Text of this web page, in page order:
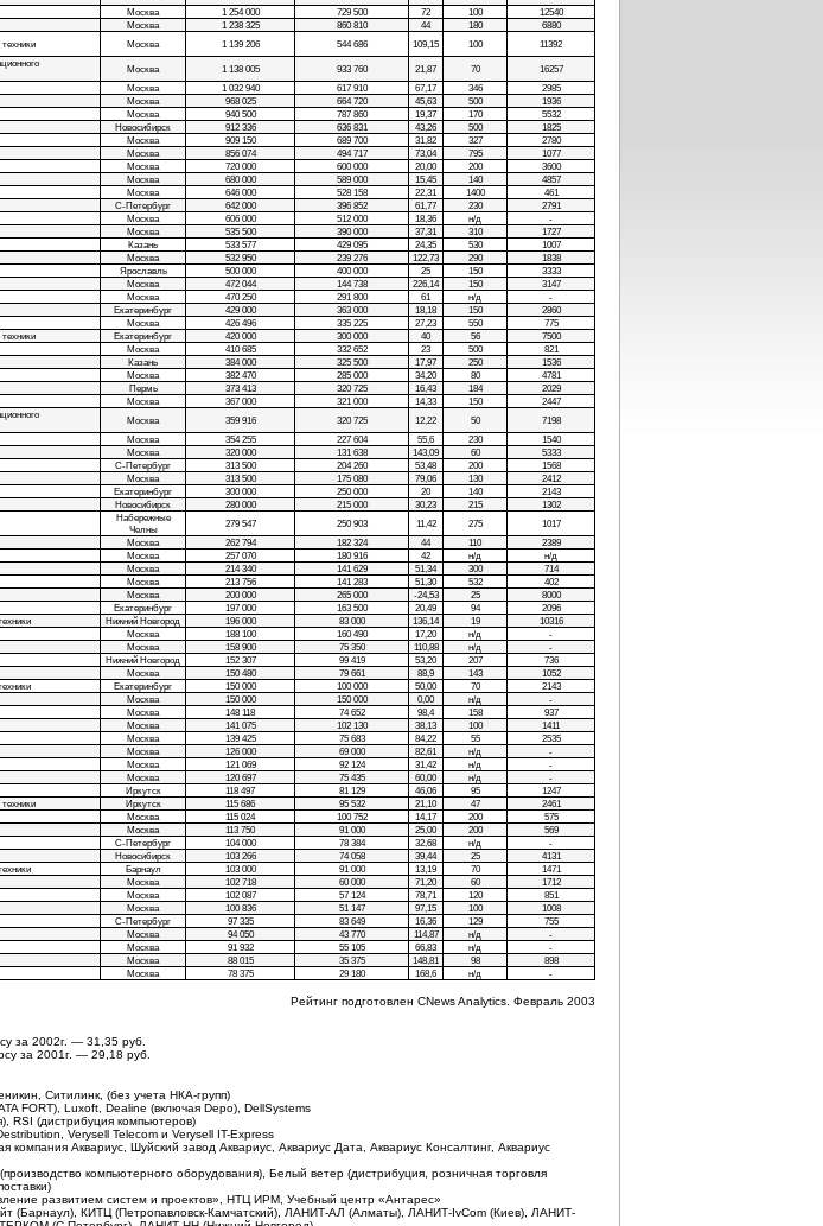
Москва 1 254 000 729 500 72 100
12540
Москва 1 238 325 860 810 44 180
6880
Москва 1 139 206 544 686 109,15 100 11392
Москва 1 138 005 933 760 21,87 70
16257
Москва 1 032 940 617 910 67,17 346
2985
Москва 968 025 664 720 45,63 500
1936
Москва 940 500 787 860 19,37 170
5532
Новосибирск 912 336 636 831 43,26 500
1825
Москва 909 150 689 700 31,82 327
2780
Москва 856 074 494 717 73,04 795
1077
Москва 720 000 600 000 20,00 200
3600
Москва 680 000 589 000 15,45 140
4857
Москва 646 000 528 158 22,31 1400
461
С-Петербург 642 000 396 852 61,77 230
2791
Москва 606 000 512 000 18,36 н/д
-
Москва 535 500 390 000 37,31 310
1727
Казань 533 577 429 095 24,35 530
1007
Москва 532 950 239 276 122,73 290
1838
Ярославль 500 000 400 000 25 150
3333
Москва 472 044 144 738 226,14 150
3147
Москва 470 250 291 800 61 н/д
-
Екатеринбург 429 000 363 000 18,18 150
2860
Москва 426 496 335 225 27,23 550
775
Екатеринбург 420 000 300 000 40 56
7500
Москва 410 685 332 652 23 500
821
Казань 384 000 325 500 17,97 250
1536
Москва 382 470 285 000 34,20 80
4781
Пермь 373 413 320 725 16,43 184
2029
Москва 367 000 321 000 14,33 150
2447
Москва 359 916 320 725 12,22 50
7198
Москва 354 255 227 604 55,6 230
1540
Москва 320 000 131 638 143,09 60
5333
С-Петербург 313 500 204 260 53,48 200
1568
Москва 313 500 175 080 79,06 130
2412
Екатеринбург 300 000 250 000 20 140
2143
Новосибирск 280 000 215 000 30,23 215
1302
Набережные
Челны
279 547 250 903 11,42 275
1017
Москва 262 794 182 324 44 110
2389
Москва 257 070 180 916 42 н/д
н/д
Москва 214 340 141 629 51,34 300
714
Москва 213 756 141 283 51,30 532
402
Москва 200 000 265 000 -24,53 25
8000
Екатеринбург 197 000 163 500 20,49 94
2096
Нижний Новгород 196 000 83 000 136,14 19
10316
Москва 188 100 160 490 17,20 н/д
-
Москва 158 900 75 350 110,88 н/д
-
Нижний Новгород 152 307 99 419 53,20 207
736
Москва 150 480 79 661 88,9 143
1052
Екатеринбург 150 000 100 000 50,00 70
2143
Москва 150 000 150 000 0,00 н/д
-
Москва 148 118 74 652 98,4 158
937
Москва 141 075 102 130 38,13 100
1411
Москва 139 425 75 683 84,22 55
2535
Москва 126 000 69 000 82,61 н/д
-
Москва 121 069 92 124 31,42 н/д
-
Москва 120 697 75 435 60,00 н/д
-
Иркутск 118 497 81 129 46,06 95
1247
Иркутск 115 686 95 532 21,10 47
2461
Москва 115 024 100 752 14,17 200
575
Москва 113 750 91 000 25,00 200
569
С-Петербург 104 000 78 384 32,68 н/д
-
Новосибирск 103 266 74 058 39,44 25
4131
Барнаул 103 000 91 000 13,19 70
1471
Москва 102 718 60 000 71,20 60
1712
Москва 102 087 57 124 78,71 120
851
Москва 100 836 51 147 97,15 100
1008
С-Петербург 97 335 83 649 16,36 129
755
Москва 94 050 43 770 114,87 н/д
-
Москва 91 932 55 105 66,83 н/д
-
Москва 88 015 35 375 148,81 98
898
Москва 78 375 29 180 168,6 н/д -
Рейтинг подготовлен CNews Analytics. Февраль 2003
за 2002г. — 31,35 руб.
за 2001г. — 29,18 руб.
Ситилинк, (без учета НКА-групп)
FORT), Luxoft, Dealine (включая Depo), DellSystems
RSI (дистрибуция компьютеров)
Verysell Telecom и Verysell IT-Express
компания Аквариуc, Шуйский завод Аквариус, Аквариус Дата, Аквариус Консалтинг, Аквариус
компьютерного оборудования), Белый ветер (дистрибуция, розничная торговля
развитием систем и проектов», НТЦ ИРМ, Учебный центр «Антарес»
(Барнаул), КИТЦ (Петропавловск-Камчатский), ЛАНИТ-АЛ (Алматы), ЛАНИТ-IvCom (Киев), ЛАНИТ-